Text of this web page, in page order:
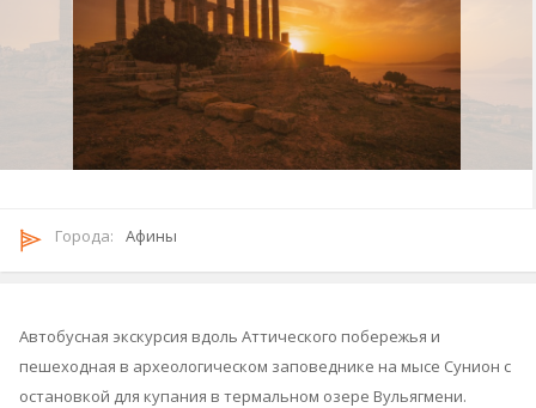
Городa: Афины
Автобусная экскурсия вдоль Аттического побережья и
пешеходная в археологическом заповеднике на мысе Сунион с
остановкой для купания в термальном озере Вульягмени.